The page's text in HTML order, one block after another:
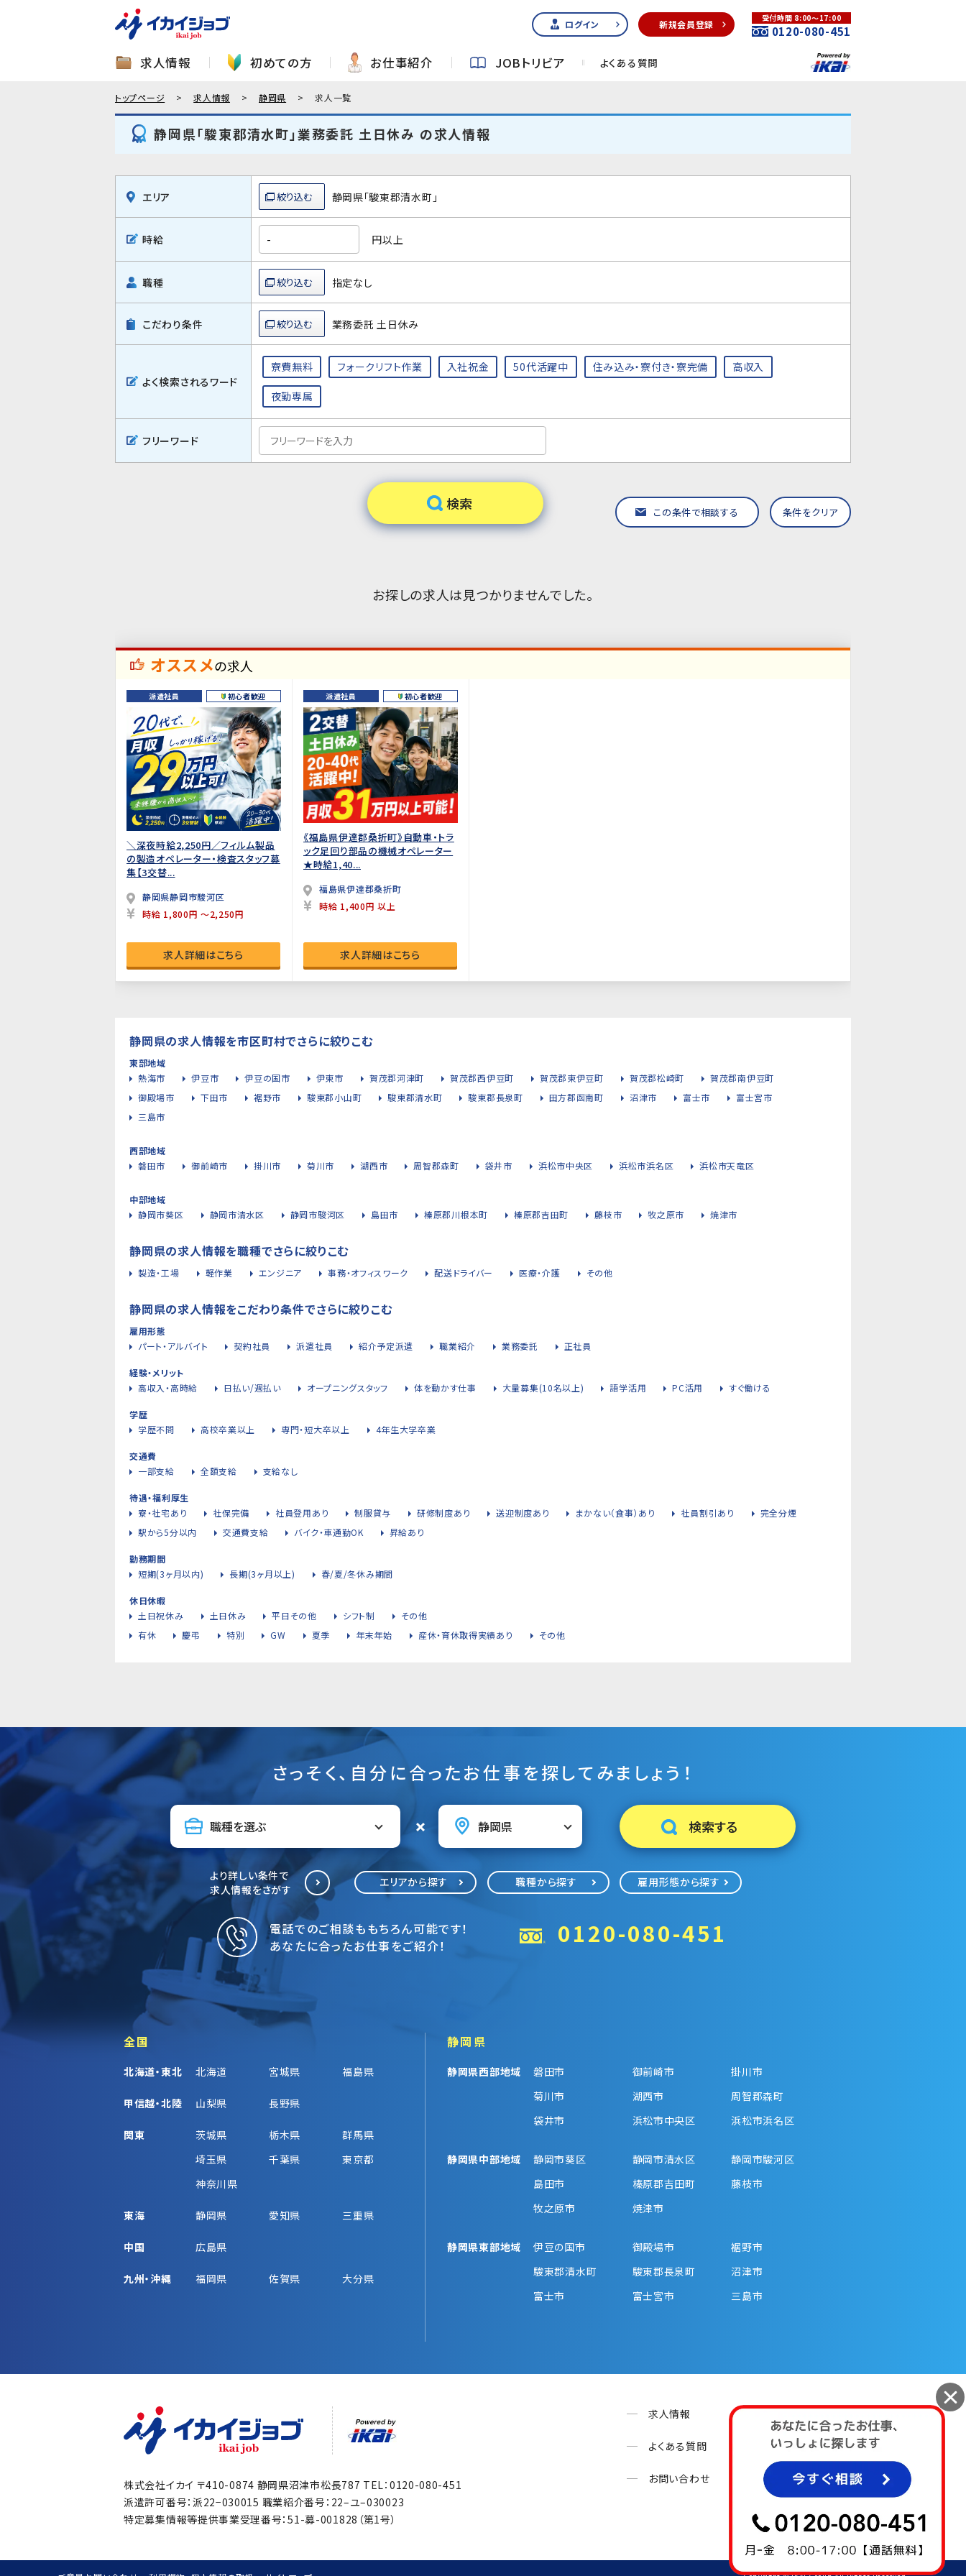
ログイン 新規会員登録
受付時間 8:00～17:00
0120-080-451
求人情報 初めての方 お仕事紹介 JOBトリビア よくある質問
トップページ 求人情報 静岡県 求人一覧
静岡県「駿東郡清水町」業務委託 土日休み の求人情報
エリア 静岡県「駿東郡清水町」
時給 円以上
職種 指定なし
こだわり条件 業務委託 土日休み
よく検索されるワード
寮費無料 フォークリフト作業 入社祝金 50代活躍中 住み込み・寮付き・寮完備 高収入
夜勤専属
フリーワード
この条件で相談する 条件をクリア
お探しの求人は見つかりませんでした。
オススメの求人
派遣社員 初心者歓迎
＼深夜時給2,250円／フィルム製品
の製造オペレーター・検査スタッフ募
集【3交替...
静岡県静岡市駿河区
時給 1,800円 ～2,250円
求人詳細はこちら
派遣社員 初心者歓迎
《福島県伊達郡桑折町》自動車・トラ
ック足回り部品の機械オペレーター
★時給1,40...
福島県伊達郡桑折町
時給 1,400円 以上
求人詳細はこちら
静岡県の求人情報を市区町村でさらに絞りこむ
東部地域
熱海市
伊豆市 伊豆の国市 伊東市 賀茂郡河津町 賀茂郡西伊豆町 賀茂郡東伊豆町 賀茂郡松崎町
賀茂郡南伊豆町
御殿場市
下田市 裾野市 駿東郡小山町 駿東郡清水町 駿東郡長泉町 田方郡函南町 沼津市 富士市
富士宮市
三島市
西部地域
磐田市
御前崎市 掛川市 菊川市 湖西市 周智郡森町 袋井市 浜松市中央区 浜松市浜名区 浜松市天竜区
中部地域
静岡市葵区
静岡市清水区 静岡市駿河区 島田市 榛原郡川根本町 榛原郡吉田町 藤枝市 牧之原市 焼津市
静岡県の求人情報を職種でさらに絞りこむ
製造・工場 軽作業 エンジニア 事務・オフィスワーク 配送ドライバー 医療・介護 その他
静岡県の求人情報をこだわり条件でさらに絞りこむ
雇用形態
パート・アルバイト
契約社員 派遣社員 紹介予定派遣 職業紹介 業務委託 正社員
経験・メリット
高収入・高時給
日払い/週払い オープニングスタッフ 体を動かす仕事 大量募集(10名以上) 語学活用 PC活用 すぐ働ける
学歴
学歴不問
高校卒業以上 専門・短大卒以上 4年生大学卒業
交通費
一部支給
全額支給 支給なし
待遇・福利厚生
寮・社宅あり
社保完備 社員登用あり 制服貸与 研修制度あり 送迎制度あり まかない（食事）あり 社員割引あり
完全分煙
駅から5分以内
交通費支給 バイク・車通勤OK 昇給あり
勤務期間
短期(3ヶ月以内)
長期(3ヶ月以上) 春/夏/冬休み期間
休日休暇
土日祝休み
土日休み 平日その他 シフト制
その他
有休
慶弔 特別 GW 夏季 年末年始 産休・育休取得実績あり その他
さっそく、自分に合ったお仕事を探してみましょう！
より詳しい条件で
求人情報をさがす
エリアから探す 職種から探す 雇用形態から探す
電話でのご相談ももちろん可能です！
あなたに合ったお仕事をご紹介！
0120-080-451
全国
北海道・東北 北海道 宮城県 福島県
甲信越・北陸 山梨県 長野県
関東 茨城県 栃木県
群馬県
埼玉県
千葉県
東京都
神奈川県
東海 静岡県 愛知県 三重県
中国 広島県
九州・沖縄 福岡県 佐賀県 大分県
静岡県
静岡県西部地域 磐田市 御前崎市
掛川市
菊川市
湖西市
周智郡森町
袋井市
浜松市中央区 浜松市浜名区
静岡県中部地域 静岡市葵区 静岡市清水区
静岡市駿河区
島田市
榛原郡吉田町
藤枝市
牧之原市
焼津市
静岡県東部地域 伊豆の国市 御殿場市
裾野市
駿東郡清水町
駿東郡長泉町
沼津市
富士市
富士宮市 三島市
株式会社イカイ 〒410-0874 静岡県沼津市松長787 TEL：0120-080-451
派遣許可番号：派22−030015 職業紹介番号：22–ユ–030023
特定募集情報等提供事業受理番号：51-募-001828（第1号）
求人情報
よくある質問 お仕事紹介
お問い合わせ